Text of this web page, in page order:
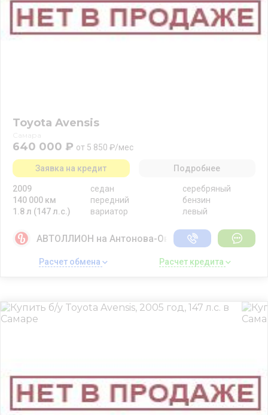
Toyota Avensis
Самара
640 000 ₽ от 5 850 ₽/мес
2009
140 000 км
1.8 л (147 л.с.)
седан
передний
вариатор
серебряный
бензин
левый
Заявка на кредит Подробнее
АВТОЛЛИОН на Антонова-Овсеенко
Расчет обмена Расчет кредита